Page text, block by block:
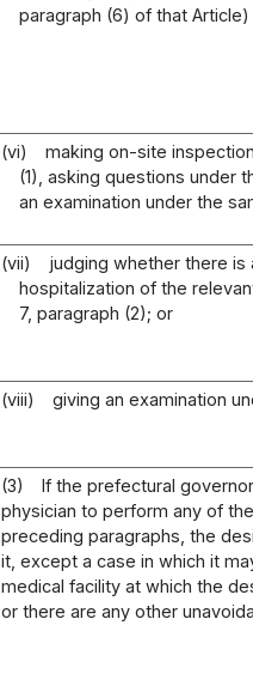
paragraph (6) of that
(vi)
making on-site
(1), asking questions under
an examination under the
(vii)
judging whether there is
hospitalization of the
7, paragraph (2); or
(viii) giving an examination
(3)
If the prefectural
physician to perform any of
preceding paragraphs, the
it, except a case in which it
medical facility at which the
or there are any other